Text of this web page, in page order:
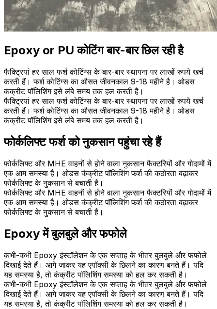
Epoxy or PU कोटिंग बार-बार छिल रही है
फैक्ट्रियां हर साल फर्श कोटिंग्स के बार-बार स्थापना पर लाखों रुपये खर्च
करती हैं। फर्श कोटिंग्स का औसत जीवनकाल 9-18 महीने है। ओडस
कंक्रीट पॉलिशिंग इसे लंबे समय तक हल करती है।
फैक्ट्रियां हर साल फर्श कोटिंग्स के बार-बार स्थापना पर लाखों रुपये खर्च
करती हैं। फर्श कोटिंग्स का औसत जीवनकाल 9-18 महीने है। ओडस
कंक्रीट पॉलिशिंग इसे लंबे समय तक हल करती है।
फोर्कलिफ्ट फर्श को नुकसान पहुंचा रहे हैं
फोर्कलिफ्ट और MHE वाहनों से होने वाला नुकसान फैक्टरियों और गोदामों में
एक आम समस्या है। ओडस कंक्रीट पॉलिशिंग फर्श की कठोरता बढ़ाकर
फोर्कलिफ्ट के नुकसान से बचाती है।
फोर्कलिफ्ट और MHE वाहनों से होने वाला नुकसान फैक्टरियों और गोदामों में
एक आम समस्या है। ओडस कंक्रीट पॉलिशिंग फर्श की कठोरता बढ़ाकर
फोर्कलिफ्ट के नुकसान से बचाती है।
Epoxy में बुलबुले और फफोले
कभी-कभी Epoxy इंस्टॉलेशन के एक सप्ताह के भीतर बुलबुले और फफोले
दिखाई देते हैं। आगे जाकर यह एपॉक्सी के छिलने का कारण बनते हैं। यदि
यह समस्या है, तो कंक्रीट पॉलिशिंग समस्या को हल कर सकती है।
कभी-कभी Epoxy इंस्टॉलेशन के एक सप्ताह के भीतर बुलबुले और फफोले
दिखाई देते हैं। आगे जाकर यह एपॉक्सी के छिलने का कारण बनते हैं। यदि
यह समस्या है, तो कंक्रीट पॉलिशिंग समस्या को हल कर सकती है।